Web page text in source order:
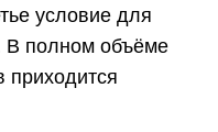
условие для
В полном объёме
приходится